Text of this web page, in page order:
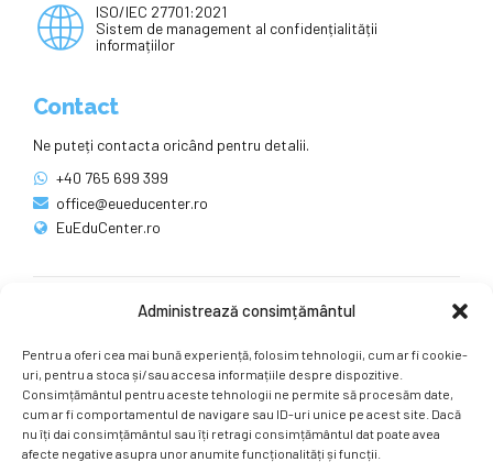
Administrează consimțământul
Pentru a oferi cea mai bună experiență, folosim tehnologii, cum ar fi cookie-
uri, pentru a stoca și/sau accesa informațiile despre dispozitive.
Consimțământul pentru aceste tehnologii ne permite să procesăm date,
cum ar fi comportamentul de navigare sau ID-uri unice pe acest site. Dacă
nu îți dai consimțământul sau îți retragi consimțământul dat poate avea
afecte negative asupra unor anumite funcționalități și funcții.
ISO/IEC 27701:2021
Sistem de management al confidențialității
informațiilor
Contact
Ne puteți contacta oricând pentru detalii.
+40 765 699 399
office@eueducenter.ro
EuEduCenter.ro
Ne puteți găsi și pe rețelele sociale.